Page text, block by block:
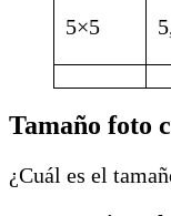
5×5
Tamaño foto
¿Cuál es el